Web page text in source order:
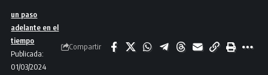
Publicada:
01/03/2024
un paso
adelante en el
tiempo
Compartir